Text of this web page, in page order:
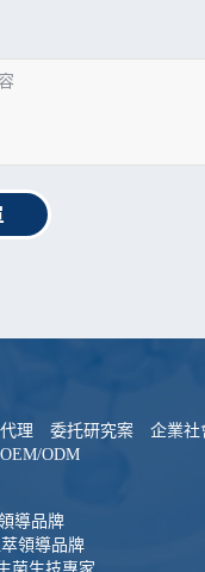
理 委托研究案 企業社
OEM/ODM
導品牌
領導品牌